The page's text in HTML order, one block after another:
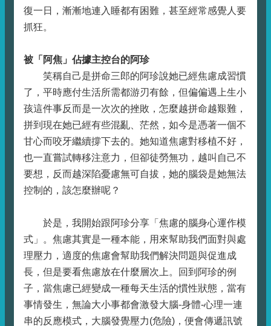
復一日，漸漸地連入睡都有困難，甚至經常感覺人要
抓狂。
被「阿焦」佔據主控台的阿珍
笑稱自己是拼命三郎的阿珍說她已經焦慮成習慣
了，平時應付生活所需都游刃有餘，但偏偏遇上生小
孩這件事反而是一次次的挫敗，怎麼越拼命越艱難，
拼到現在她已經有些混亂、茫然，如今是憑著一個不
甘心而咬牙繼續撐下去的。她知道焦慮對移植不好，
也一直嘗試轉移注意力，但卻徒勞無功，越叫自己不
要想，反而越深陷憂慮無可自拔，她的腦袋是她無法
控制的，該怎麼辦呢？
於是，我開始跟阿珍分享「焦慮的腦身心運作模
式」。焦慮其實是一種本能，用來幫助我們面對與處
理壓力，適度的焦慮會幫助我們解決問題與促進成
長，但是要看焦慮放在什麼層次上。回到阿珍的例
子，當焦慮已經變成一種每天生活的慣性狀態，當有
事情發生，無論大小事都會激發大腦-身體-心理一連
串的反應模式，大腦發覺壓力(危險)，便會傳遞訊號